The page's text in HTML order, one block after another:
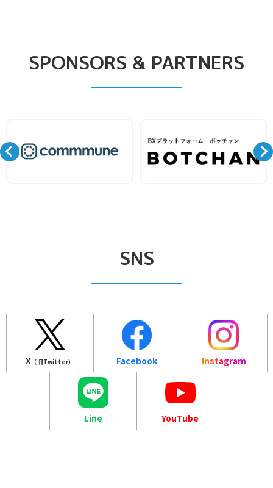
SPONSORS & PARTNERS
SNS
X（旧Twitter） Facebook Instagram
Line YouTube